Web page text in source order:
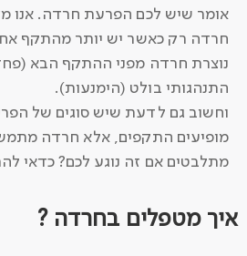
אומר שיש לכם הפרעת חרדה. אנו
חרדה רק כאשר יש יותר מהתקף
נוצרת חרדה מפני ההתקף הבא
התנהגותי בולט (הימנעות).
וחשוב גם לדעת שיש סוגים של
מופיעים התקפים, אלא חרדה
מתלבטים אם זה נוגע לכם? כדאי
איך מטפלים בחרדה ?